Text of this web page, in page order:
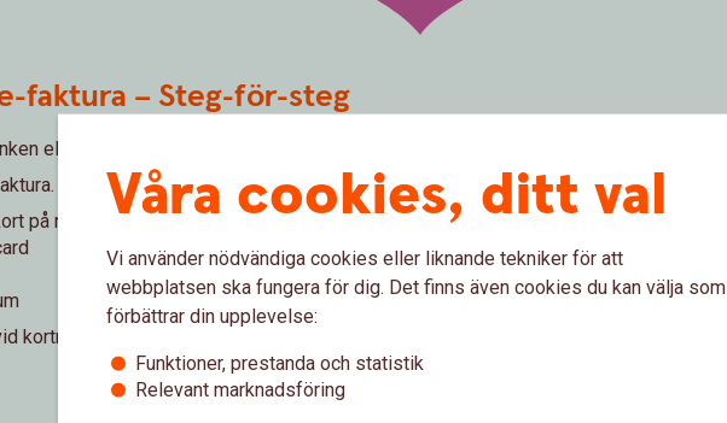
faktura – Steg-för-steg
eller appen.
på något av nedan namn:
kortnamnet.
Våra cookies, ditt val
Vi använder nödvändiga cookies eller liknande tekniker för att
webbplatsen ska fungera för dig. Det finns även cookies du kan välja som
förbättrar din upplevelse:
Funktioner, prestanda och statistik
Relevant marknadsföring